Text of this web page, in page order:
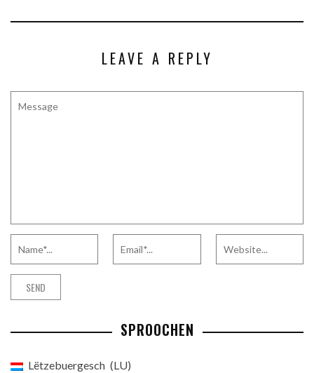
LEAVE A REPLY
SPROOCHEN
Lëtzebuergesch
LU